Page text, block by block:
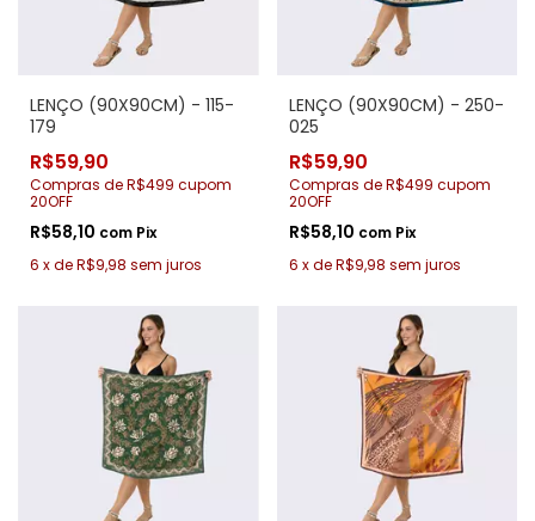
LENÇO (90X90CM) - 115-
179
R$59,90
Compras de R$499 cupom
20OFF
R$58,10 com Pix
6 xdeR$9,98 sem juros
LENÇO (90X90CM) - 250-
025
R$59,90
Compras de R$499 cupom
20OFF
R$58,10 com Pix
6 xdeR$9,98 sem juros